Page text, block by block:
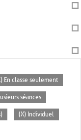
En classe seulement
séances
(X) Individuel